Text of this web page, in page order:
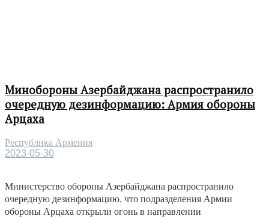
Минобороны Азербайджана распространило
очередную дезинформацию: Армия обороны
Арцаха
Республика Армения
2023-05-30
Министерство обороны Азербайджана распространило
очередную дезинформацию, что подразделения Армии
обороны Арцаха открыли огонь в направлении